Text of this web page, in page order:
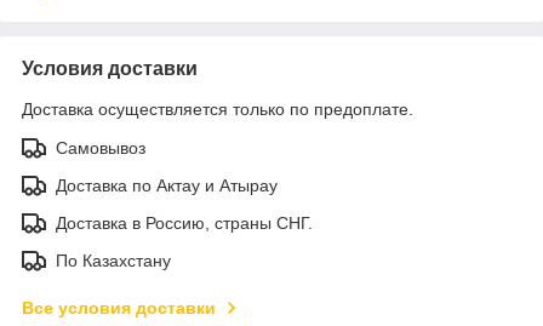
Условия доставки
Доставка осуществляется только по предоплате.
Самовывоз
Доставка по Актау и Атырау
Доставка в Россию, страны СНГ.
По Казахстану
Все условия доставки